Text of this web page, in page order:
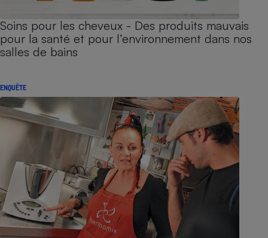
Soins pour les cheveux - Des produits mauvais
pour la santé et pour l’environnement dans nos
salles de bains
ENQUÊTE